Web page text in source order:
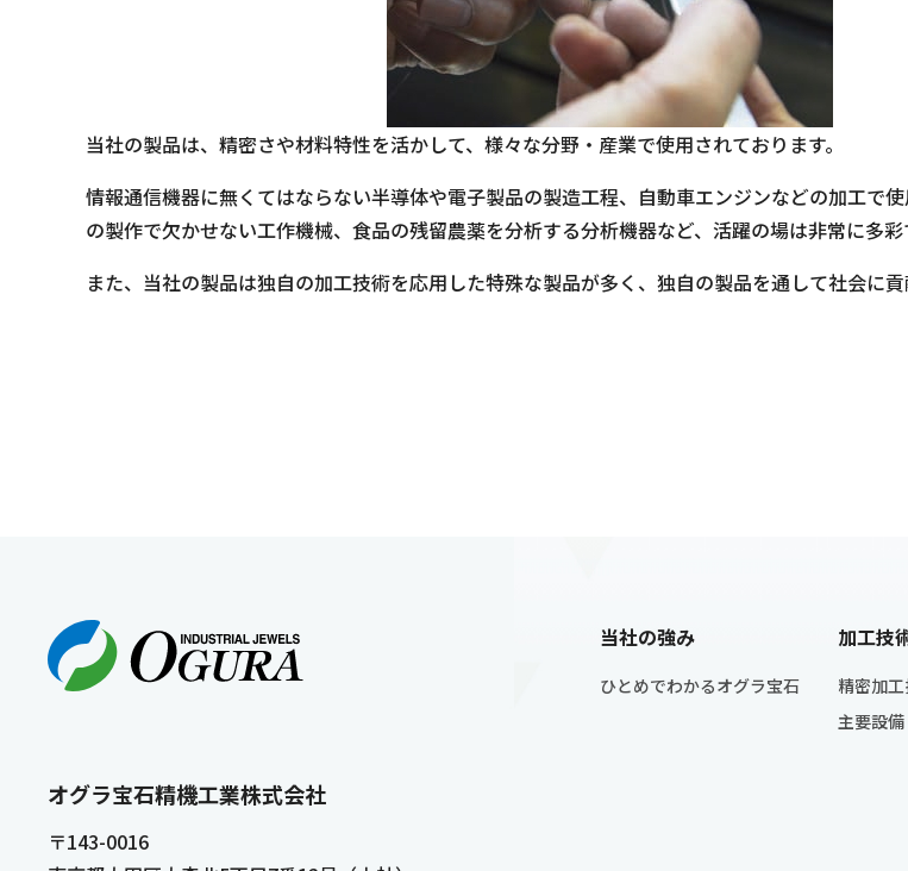
当社の製品は、精密さや材料特性を活かして、様々な分野・産業で使用されております。
情報通信機器に無くてはならない半導体や電子製品の製造工程、自動車エンジンなどの加工で
の製作で欠かせない工作機械、食品の残留農薬を分析する分析機器など、活躍の場は非常に多彩
また、当社の製品は独自の加工技術を応用した特殊な製品が多く、独自の製品を通して社会に貢
オグラ宝石精機工業株式会社
〒143-0016
当社の強み
ひとめでわかるオグラ宝石
加工技
精密加
主要設備